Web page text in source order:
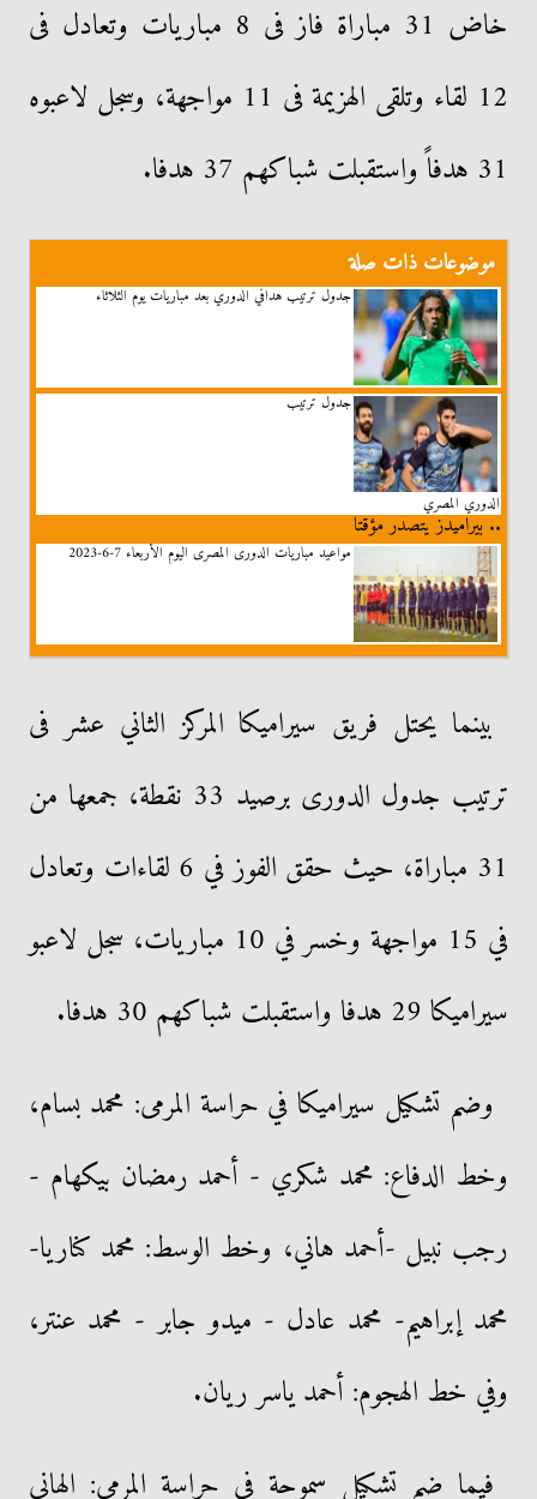
خاض 31 مباراة فاز فى 8 مباريات وتعادل فى
12 لقاء وتلقى الهزيمة فى 11 مواجهة، وسجل لاعبوه
31 هدفاً واستقبلت شباكهم 37 هدفا.
موضوعات ذات صلة
جدول ترتيب هدافي الدوري بعد مباريات يوم الثلاثاء
جدول ترتيب
الدوري المصري
.. بيراميدز يتصدر مؤقتا
مواعيد مباريات الدورى المصرى اليوم الأربعاء 7-6-2023
بينما يحتل فريق سيراميكا المركز الثاني عشر فى
ترتيب جدول الدورى برصيد 33 نقطة، جمعها من
31 مباراة، حيث حقق الفوز في 6 لقاءات وتعادل
في 15 مواجهة وخسر في 10 مباريات، سجل لاعبو
سيراميكا 29 هدفا واستقبلت شباكهم 30 هدفا.
وضم تشكيل سيراميكا في حراسة المرمى: محمد بسام،
وخط الدفاع: محمد شكري - أحمد رمضان بيكهام -
رجب نبيل -أحمد هاني، وخط الوسط: محمد كناريا-
محمد إبراهيم- محمد عادل - ميدو جابر - محمد عنتر،
وفي خط الهجوم: أحمد ياسر ريان.
فيما ضم تشكيل سموحة في حراسة المرمى: الهاني